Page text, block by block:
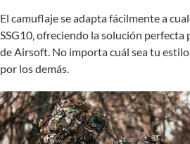
El camuflaje se adapta fácilmente a
SSG10, ofreciendo la solución
de Airsoft. No importa cuál sea tu
por los demás.